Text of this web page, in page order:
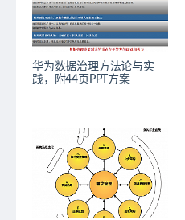
华为数据治理方法论与实
践，附44页PPT方案